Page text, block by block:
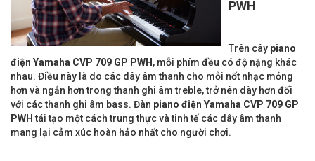
PWH
Trên cây piano
điện Yamaha CVP 709 GP PWH , mỗi phím đều có độ nặng khác
nhau. Điều này là do các dây âm thanh cho mỗi nốt nhạc mỏng
hơn và ngắn hơn trong thanh ghi âm treble, trở nên dày hơn đối
với các thanh ghi âm bass. Đàn piano điện Yamaha CVP 709 GP
PWH tái tạo một cách trung thực và tinh tế các dây âm thanh
mang lại cảm xúc hoàn hảo nhất cho người chơi.